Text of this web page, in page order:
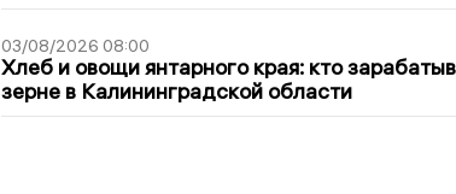
03/08/2026 08:00
Хлеб и овощи янтарного края: кто
зерне в Калининградской области